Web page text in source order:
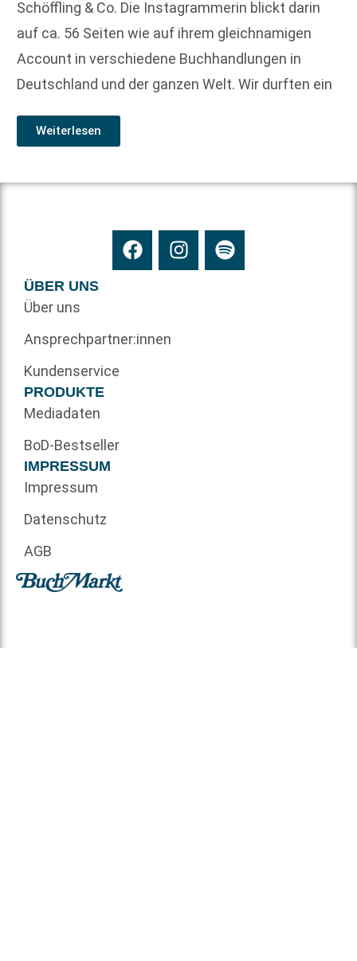
Schöffling & Co. Die Instagrammerin blickt darin
auf ca. 56 Seiten wie auf ihrem gleichnamigen
Account in verschiedene Buchhandlungen in
Deutschland und der ganzen Welt. Wir durften ein
Weiterlesen
ÜBER UNS
Über uns
Ansprechpartner:innen
Kundenservice
PRODUKTE
Mediadaten
BoD-Bestseller
IMPRESSUM
Impressum
Datenschutz
AGB